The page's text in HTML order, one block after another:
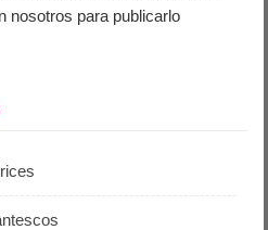
nosotros para publicarlo